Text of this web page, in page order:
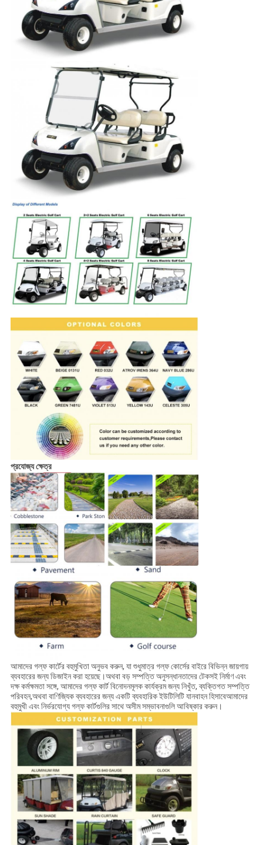
প্রযোজ্য ক্ষেত্র
আমাদের গল্ফ কার্টের বহুমুখিতা অনুভব করুন, যা শুধুমাত্র গল্ফ কোর্সের বাইরে বিভিন্ন জায়গায়
ব্যবহারের জন্য ডিজাইন করা হয়েছে।অথবা বড় সম্পত্তি অনুসন্ধানতাদের টেকসই নির্মাণ এবং
দক্ষ কর্মক্ষমতা সঙ্গে, আমাদের গল্ফ কার্ট বিনোদনমূলক কার্যক্রম জন্য নিখুঁত, ব্যক্তিগত সম্পত্তি
পরিবহন,অথবা বাণিজ্যিক ব্যবহারের জন্য একটি ব্যবহারিক ইউটিলিটি যানবাহন হিসাবেআমাদের
বহুমুখী এবং নির্ভরযোগ্য গল্ফ কার্টগুলির সাথে অসীম সম্ভাবনাগুলি আবিষ্কার করুন।